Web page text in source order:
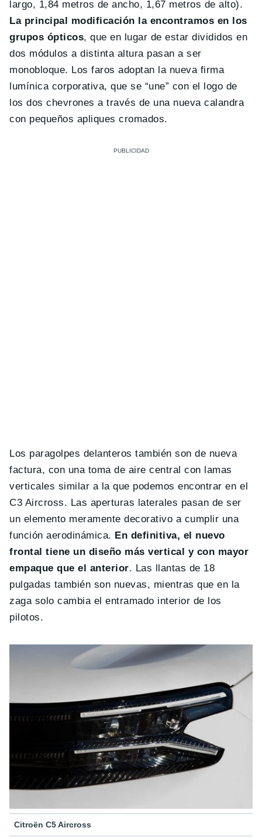
largo, 1,84 metros de ancho, 1,67 metros de alto).
La principal modificación la encontramos en los
grupos ópticos, que en lugar de estar divididos en
dos módulos a distinta altura pasan a ser
monobloque. Los faros adoptan la nueva firma
lumínica corporativa, que se “une” con el logo de
los dos chevrones a través de una nueva calandra
con pequeños apliques cromados.
Los paragolpes delanteros también son de nueva
factura, con una toma de aire central con lamas
verticales similar a la que podemos encontrar en el
C3 Aircross. Las aperturas laterales pasan de ser
un elemento meramente decorativo a cumplir una
función aerodinámica. En definitiva, el nuevo
frontal tiene un diseño más vertical y con mayor
empaque que el anterior. Las llantas de 18
pulgadas también son nuevas, mientras que en la
zaga solo cambia el entramado interior de los
pilotos.
Citroën C5 Aircross